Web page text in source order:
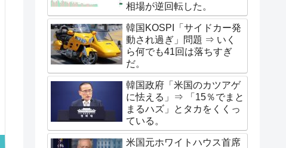
相場が逆回転した。
韓国KOSPI「サイドカー発
動され過ぎ」問題 ⇒ いく
ら何でも41回は落ちすぎ
だ。
韓国政府「米国のカツアゲ
に怯える」⇒ 「15％でまと
まるハズ」とタカをくくっ
ている。
米国元ホワイトハウス首席